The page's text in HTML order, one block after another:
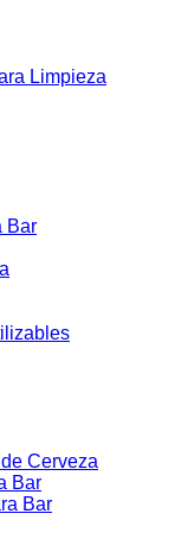
Limpieza
Bar
Cerveza
Bar
Bar